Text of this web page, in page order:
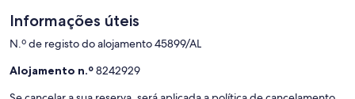
Informações úteis
N.º de registo do alojamento 45899/AL
Alojamento n.º8242929